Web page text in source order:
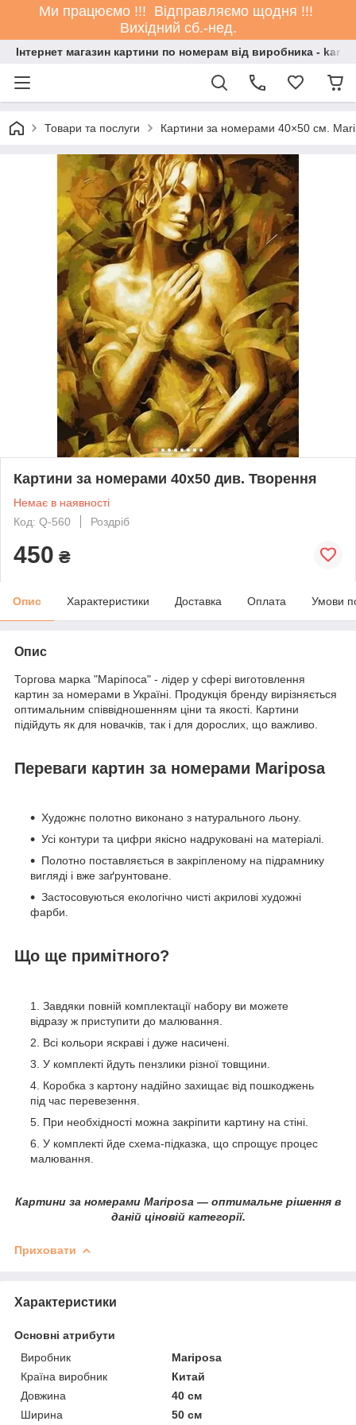
Ми працюємо !!! Відправляємо щодня !!!
Вихідний сб.-нед.
Інтернет магазин картини по номерам від виробника -
Товари та послуги Картини за номерами 40×50 см.
Картини за номерами 40х50 див. Творення
Немає в наявності
Код: Q-560
Роздріб
450 ₴
Опис Характеристики Доставка Оплата Умови
Опис
Торгова марка "Маріпоса" - лідер у сфері виготовлення
картин за номерами в Україні. Продукція бренду вирізняється
оптимальним співвідношенням ціни та якості. Картини
підійдуть як для новачків, так і для дорослих, що важливо.
Переваги картин за номерами Mariposa
Художнє полотно виконано з натурального льону.
Усі контури та цифри якісно надруковані на матеріалі.
Полотно поставляється в закріпленому на підрамнику
вигляді і вже заґрунтоване.
Застосовуються екологічно чисті акрилові художні
фарби.
Що ще примітного?
Завдяки повній комплектації набору ви можете
відразу ж приступити до малювання.
Всі кольори яскраві і дуже насичені.
У комплекті йдуть пензлики різної товщини.
Коробка з картону надійно захищає від пошкоджень
під час перевезення.
При необхідності можна закріпити картину на стіні.
У комплекті йде схема-підказка, що спрощує процес
малювання.
Картини за номерами Mariposa — оптимальне рішення в
даній ціновій категорії.
Приховати
Характеристики
Основні атрибути
Виробник
Mariposa
Країна виробник
Китай
Довжина
40 см
Ширина
50 см